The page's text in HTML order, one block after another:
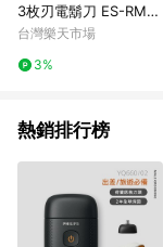
3枚刃電鬍刀 ES-RM3
B (黑/藍/綠)
台灣樂天市場
3%
熱銷排行榜